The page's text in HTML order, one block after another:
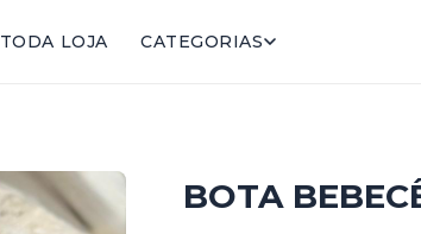
TODA LOJA CATEGORIAS
BOTA